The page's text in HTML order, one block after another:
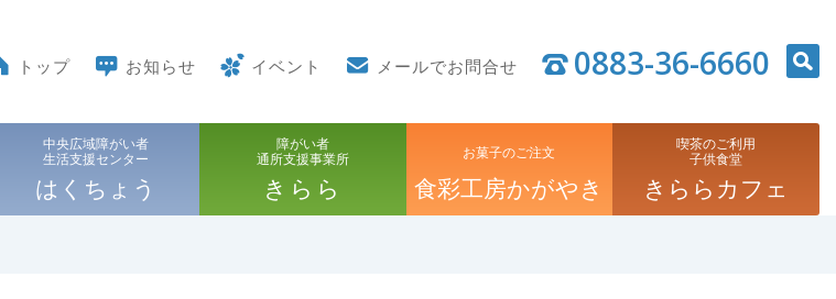
トップ お知らせ イベント メールでお問合せ 0883-36-6660
中央広域障がい者
生活支援センター
はくちょう
障がい者
通所支援事業所
きらら
お菓子のご注文
食彩工房かがやき
喫茶のご利用
子供食堂
きららカフェ